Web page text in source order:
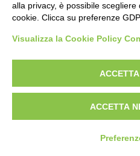
RASCHIETTO INOX
per manico mm.80
alla privacy, è possibile
cookie. Clicca su preferenze
Visualizza la Cookie Policy
ACCETTA